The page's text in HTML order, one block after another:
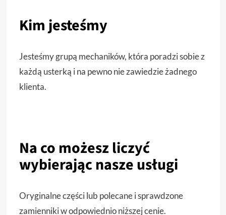
Kim jesteśmy
Jesteśmy grupą mechaników, która poradzi sobie z
każdą usterką i na pewno nie zawiedzie żadnego
klienta.
Na co możesz liczyć
wybierając nasze usługi
Oryginalne części lub polecane i sprawdzone
zamienniki w odpowiednio niższej cenie.